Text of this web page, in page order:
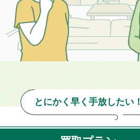
とにかく早く手放したい！